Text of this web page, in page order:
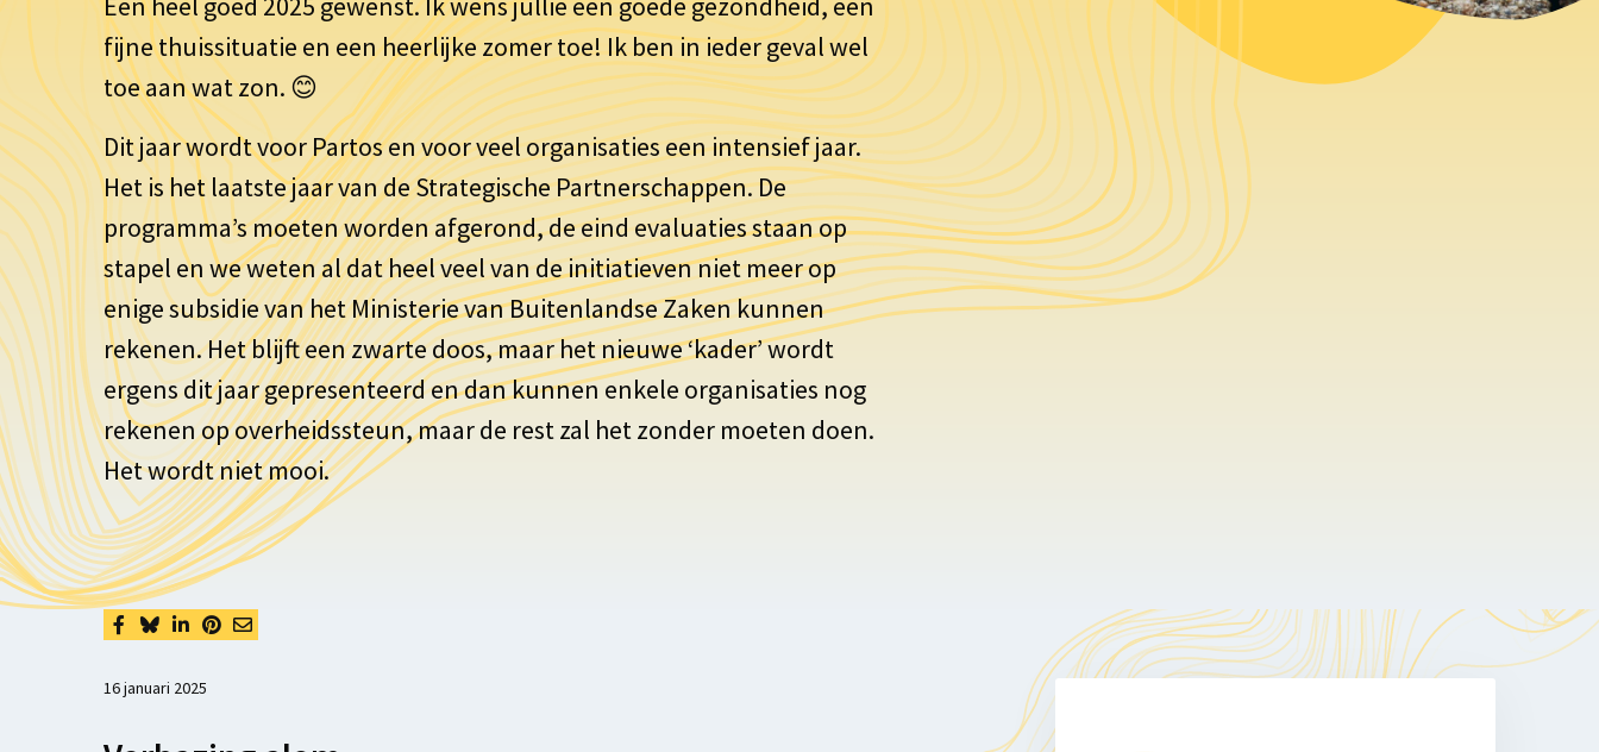
fijne thuissituatie en een heerlijke zomer toe! Ik ben in ieder geval wel
toe aan wat zon. 😊
Dit jaar wordt voor Partos en voor veel organisaties een intensief jaar.
Het is het laatste jaar van de Strategische Partnerschappen. De
programma’s moeten worden afgerond, de eind evaluaties staan op
stapel en we weten al dat heel veel van de initiatieven niet meer op
enige subsidie van het Ministerie van Buitenlandse Zaken kunnen
rekenen. Het blijft een zwarte doos, maar het nieuwe ‘kader’ wordt
ergens dit jaar gepresenteerd en dan kunnen enkele organisaties nog
rekenen op overheidssteun, maar de rest zal het zonder moeten doen.
Het wordt niet mooi.
16 januari 2025